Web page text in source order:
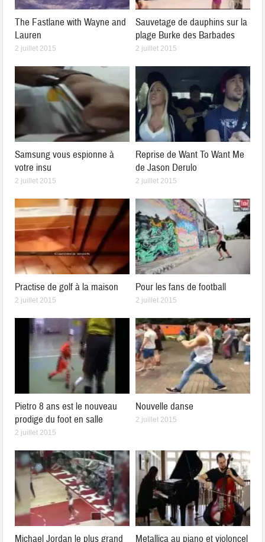
The Fastlane with Wayne and
Lauren
2 juillet 2015
Sauvetage de dauphins sur la
plage Burke des Barbades
2 juillet 2015
Samsung vous espionne à
votre insu
2 juillet 2015
Reprise de Want To Want Me
de Jason Derulo
2 juillet 2015
Practise de golf à la maison
2 juillet 2015
Pour les fans de football
2 juillet 2015
Pietro 8 ans est le nouveau
prodige du foot en salle
2 juillet 2015
Nouvelle danse
2 juillet 2015
Michael Jordan le plus grand Metallica au piano et violoncel